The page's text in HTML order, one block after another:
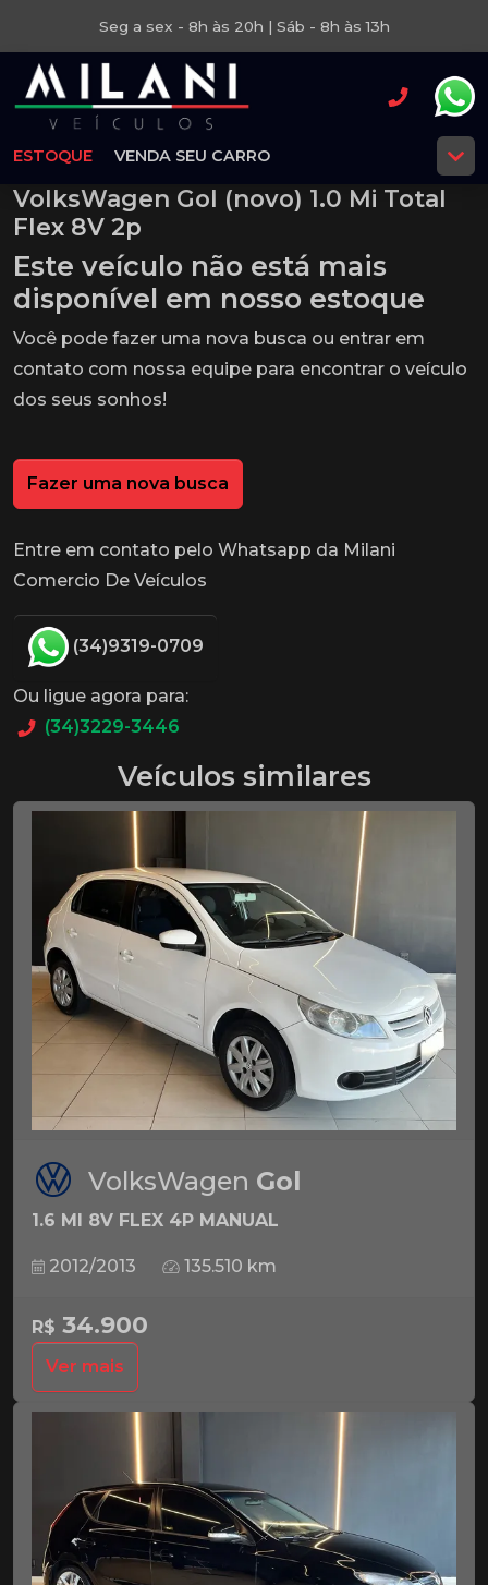
Seg a sex - 8h às 20h | Sáb - 8h às 13h
ESTOQUE VENDA SEU CARRO
VolksWagen Gol (novo) 1.0 Mi Total
Flex 8V 2p
Este veículo não está mais
disponível em nosso estoque
Você pode fazer uma nova busca ou entrar em
contato com nossa equipe para encontrar o veículo
dos seus sonhos!
Fazer uma nova busca
Entre em contato pelo Whatsapp da Milani
Comercio De Veículos
(34)9319-0709
Ou ligue agora para:
(34)3229-3446
Veículos similares
VolksWagen Gol
1.6 MI 8V FLEX 4P MANUAL
2012/2013 135.510 km
R$ 34.900
Ver mais